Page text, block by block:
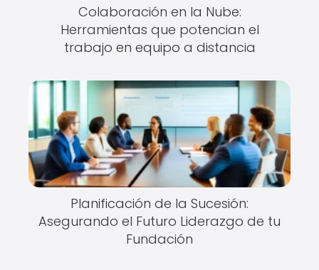
Colaboración en la Nube:
Herramientas que potencian el
trabajo en equipo a distancia
Planificación de la Sucesión:
Asegurando el Futuro Liderazgo de tu
Fundación